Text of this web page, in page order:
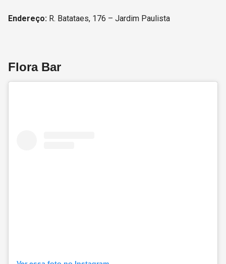
Endereço: R. Batataes, 176 – Jardim Paulista
Flora Bar